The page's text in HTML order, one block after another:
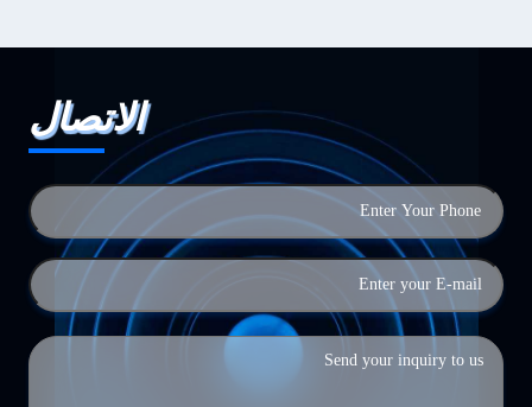
الاتصال